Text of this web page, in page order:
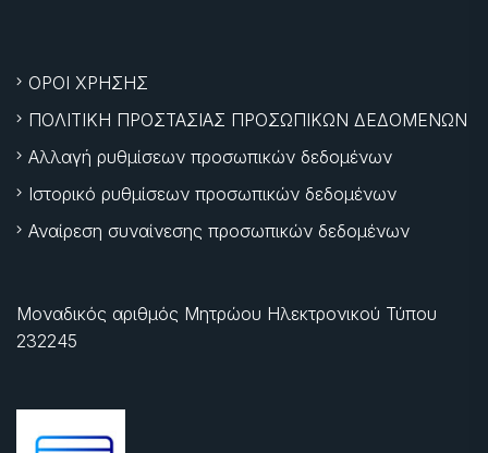
ΟΡΟΙ ΧΡΗΣΗΣ
ΠΟΛΙΤΙΚΗ ΠΡΟΣΤΑΣΙΑΣ ΠΡΟΣΩΠΙΚΩΝ ΔΕΔΟΜΕΝΩΝ
Αλλαγή ρυθμίσεων προσωπικών δεδομένων
Ιστορικό ρυθμίσεων προσωπικών δεδομένων
Αναίρεση συναίνεσης προσωπικών δεδομένων
Μοναδικός αριθμός Μητρώου Ηλεκτρονικού Τύπου
232245